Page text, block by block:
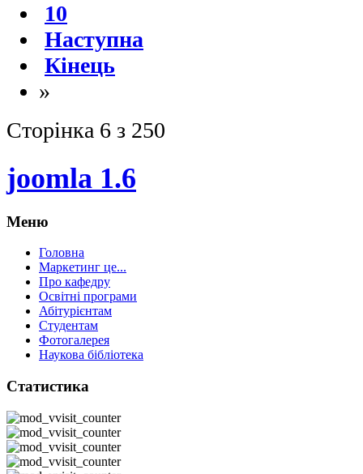
10
Наступна
Кінець
»
Сторінка 6 з 250
joomla 1.6
Меню
Головна
Маркетинг це...
Про кафедру
Освітні програми
Абітурієнтам
Студентам
Фотогалерея
Наукова бібліотека
Статистика